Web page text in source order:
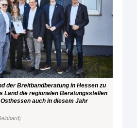
der Breitbandberatung in Hessen zu
Land die regionalen Beratungsstellen
auch in diesem Jahr